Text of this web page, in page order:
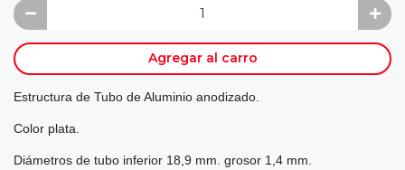
Agregar al carro
Estructura de Tubo de Aluminio anodizado.
Color plata.
Diámetros de tubo inferior 18,9 mm. grosor 1,4 mm.